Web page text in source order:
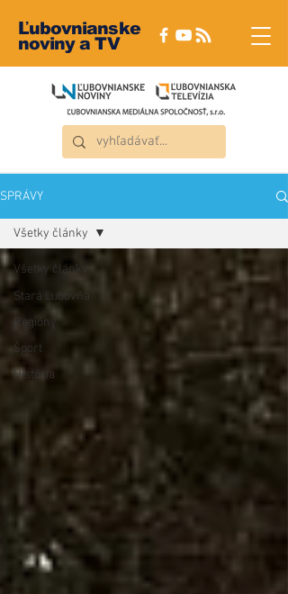
Ľubovnianske
noviny a TV
SPRÁVY
Všetky články
Stará Ľubovňa
Regióny
Šport
História
Všetky články